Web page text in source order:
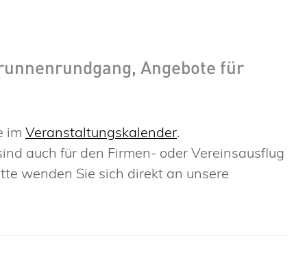
Angebote für
imVeranstaltungskalender.
auch für den Firmen- oder Vereinsausflug
wenden Sie sich direkt an unsere